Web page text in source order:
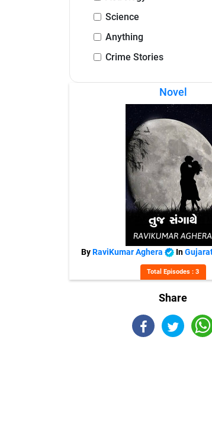
Science
Anything
Crime Stories
Novel
ByRaviKumar Aghera In
Total Episodes : 3
Share